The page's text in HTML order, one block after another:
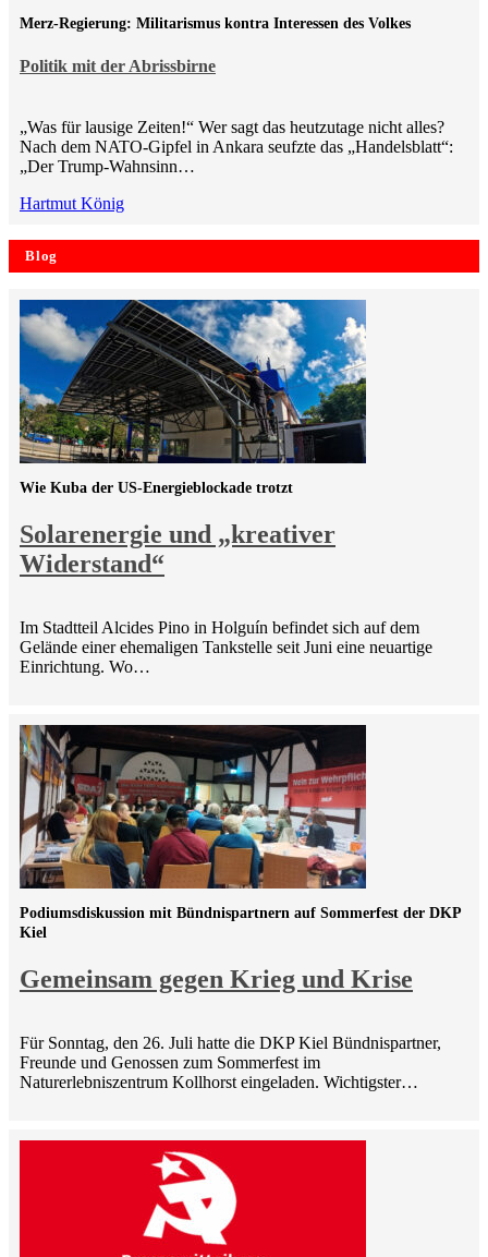
Politik mit der Abrissbirne
Merz-Regierung: Militarismus kontra Inte­ressen des Volkes
„Was für lausige Zeiten!“ Wer sagt das heutzutage nicht alles?
Nach dem NATO-Gipfel in Ankara seufzte das „Handelsblatt“:
„Der Trump-Wahnsinn…
Hartmut König
Blog
Solarenergie und „kreativer
Widerstand“
Wie Kuba der US-Energieblockade trotzt
Im Stadtteil Alcides Pino in Holguín befindet sich auf dem
Gelände einer ehemaligen Tankstelle seit Juni eine neuartige
Einrichtung. Wo…
Gemeinsam gegen Krieg und Krise
Podiumsdiskussion mit Bündnispartnern auf Sommerfest der DKP
Kiel
Für Sonntag, den 26. Juli hatte die DKP Kiel Bündnispartner,
Freunde und Genossen zum Sommerfest im
Naturerlebniszentrum Kollhorst eingeladen. Wichtigster…